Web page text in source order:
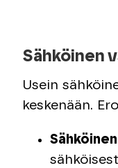
Sähköinen
Usein
keskenään.